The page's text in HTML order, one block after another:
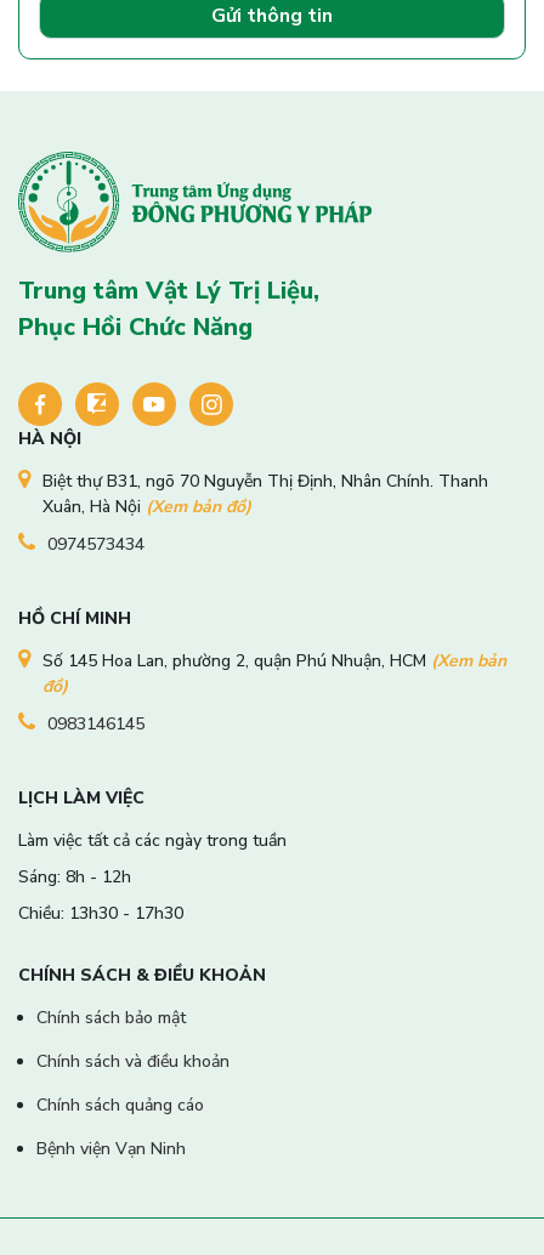
Gửi thông tin
Trung tâm Vật Lý Trị Liệu,
Phục Hồi Chức Năng
HÀ NỘI
Biệt thự B31, ngõ 70 Nguyễn Thị Định, Nhân Chính. Thanh
Xuân, Hà Nội (Xem bản đồ)
0974573434
HỒ CHÍ MINH
Số 145 Hoa Lan, phường 2, quận Phú Nhuận, HCM (Xem bản
đồ)
0983146145
LỊCH LÀM VIỆC
Làm việc tất cả các ngày trong tuần
Sáng: 8h - 12h
Chiều: 13h30 - 17h30
CHÍNH SÁCH & ĐIỀU KHOẢN
Chính sách bảo mật
Chính sách và điều khoản
Chính sách quảng cáo
Bệnh viện Vạn Ninh